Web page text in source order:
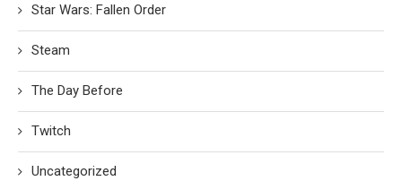
Star Wars: Fallen Order
Steam
The Day Before
Twitch
Uncategorized